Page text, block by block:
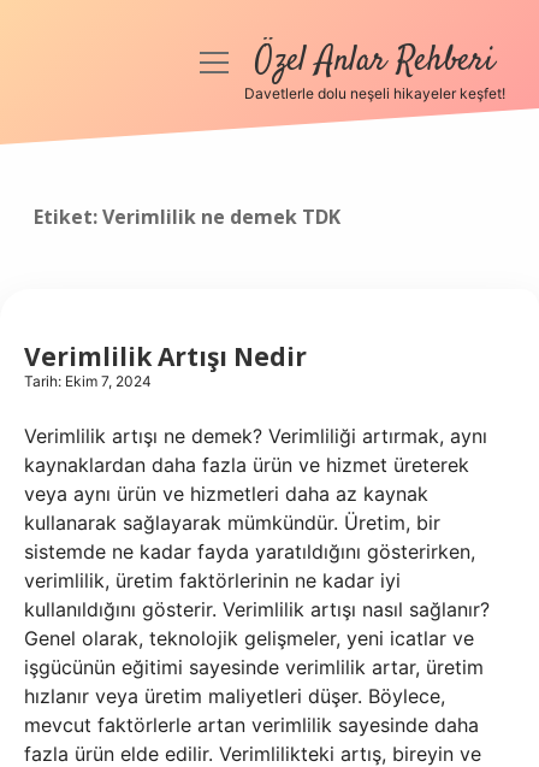
Anasayfa
menüyüÖzel Anlar Rehberi
Davetlerle dolu neşeli hikayeler keşfet!
Etiket:Verimlilik ne demek TDK
Verimlilik Artışı Nedir
Tarih: Ekim 7, 2024
Verimlilik artışı ne demek? Verimliliği artırmak, aynı
kaynaklardan daha fazla ürün ve hizmet üreterek
veya aynı ürün ve hizmetleri daha az kaynak
kullanarak sağlayarak mümkündür. Üretim, bir
sistemde ne kadar fayda yaratıldığını gösterirken,
verimlilik, üretim faktörlerinin ne kadar iyi
kullanıldığını gösterir. Verimlilik artışı nasıl sağlanır?
Genel olarak, teknolojik gelişmeler, yeni icatlar ve
işgücünün eğitimi sayesinde verimlilik artar, üretim
hızlanır veya üretim maliyetleri düşer. Böylece,
mevcut faktörlerle artan verimlilik sayesinde daha
fazla ürün elde edilir. Verimlilikteki artış, bireyin ve